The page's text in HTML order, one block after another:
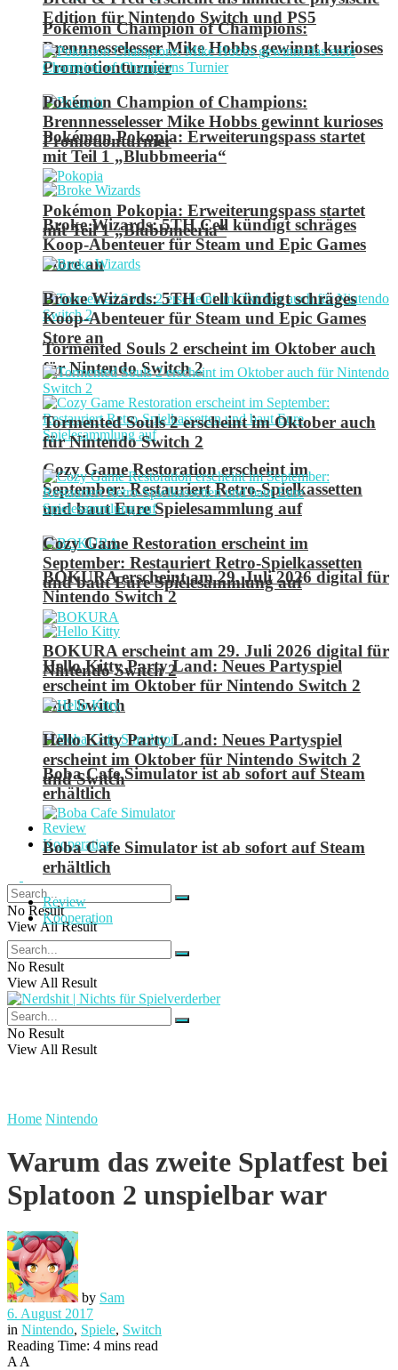
Pokémon Champion of Champions:
Brennnesselesser Mike Hobbs gewinnt kurioses
Promotionturnier
Pokémon Pokopia: Erweiterungspass startet
mit Teil 1 „Blubbmeeria“
Broke Wizards: 5TH Cell kündigt schräges
Koop-Abenteuer für Steam und Epic Games
Store an
Tormented Souls 2 erscheint im Oktober auch
für Nintendo Switch 2
Cozy Game Restoration erscheint im
September: Restauriert Retro-Spielkassetten
und baut Eure Spielesammlung auf
BOKURA erscheint am 29. Juli 2026 digital für
Nintendo Switch 2
Hello Kitty Party Land: Neues Partyspiel
erscheint im Oktober für Nintendo Switch 2
und Switch
Boba Cafe Simulator ist ab sofort auf Steam
erhältlich
Review
Kooperation
No Result
View All Result
Edition für Nintendo Switch und PS5
Pokémon Champion of Champions:
Brennnesselesser Mike Hobbs gewinnt kurioses
Promotionturnier
Pokémon Pokopia: Erweiterungspass startet
mit Teil 1 „Blubbmeeria“
Broke Wizards: 5TH Cell kündigt schräges
Koop-Abenteuer für Steam und Epic Games
Store an
Tormented Souls 2 erscheint im Oktober auch
für Nintendo Switch 2
Cozy Game Restoration erscheint im
September: Restauriert Retro-Spielkassetten
und baut Eure Spielesammlung auf
BOKURA erscheint am 29. Juli 2026 digital für
Nintendo Switch 2
Hello Kitty Party Land: Neues Partyspiel
erscheint im Oktober für Nintendo Switch 2
und Switch
Boba Cafe Simulator ist ab sofort auf Steam
erhältlich
Review
Kooperation
No Result
View All Result
No Result
View All Result
Home Nintendo
Warum das zweite Splatfest bei
Splatoon 2 unspielbar war
by Sam
6. August 2017
in Nintendo, Spiele, Switch
Reading Time: 4 mins read
A A